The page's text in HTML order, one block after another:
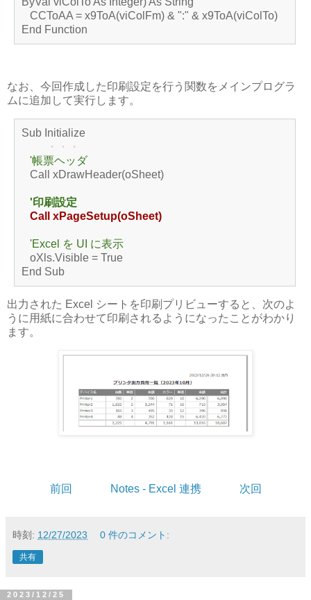
CCToAA = x9ToA(viColFm) & ":" & x9ToA(viColTo)
End Function
なお、今回作成した印刷設定を行う関数をメインプログラ
ムに追加して実行します。
Sub Initialize
・・・
'帳票ヘッダ
Call xDrawHeader(oSheet)
'印刷設定
Call xPageSetup(oSheet)
'Excel を UI に表示
oXls.Visible = True
End Sub
出力された Excel シートを印刷プリビューすると、次のよ
うに用紙に合わせて印刷されるようになったことがわかり
ます。
前回 Notes - Excel 連携 次回
時刻: 12/27/2023 0 件のコメント:
共有
2023/12/25